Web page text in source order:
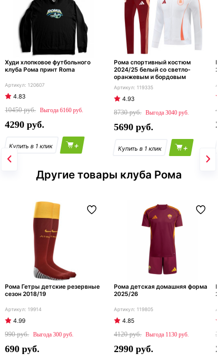
Худи хлопковое футбольного
клуба Рома принт Roma
120607
4.83
10450
6160
4290
+
Рома спортивный костюм
2024/25 белый со светло-
оранжевым и бордовым
119335
4.93
8730
3040
5690
+
Другие товары клуба Рома
Рома Гетры детские резервные
сезон 2018/19
19914
4.99
990
300
690
Рома детская домашняя форма
2025/26
119805
4.85
4120
1130
2990